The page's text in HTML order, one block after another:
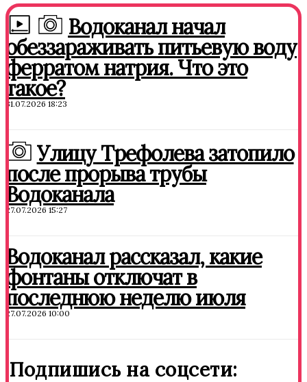
Водоканал начал
обеззараживать питьевую воду
ферратом натрия. Что это
такое?
31.07.2026 18:23
Улицу Трефолева затопило
после прорыва трубы
Водоканала
27.07.2026 15:27
Водоканал рассказал, какие
фонтаны отключат в
последнюю неделю июля
27.07.2026 10:00
Подпишись на соцсети: